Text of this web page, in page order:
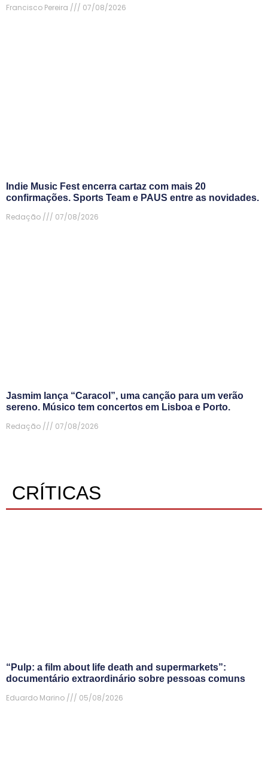
Francisco Pereira
07/08/2026
Indie Music Fest encerra cartaz com mais 20
confirmações. Sports Team e PAUS entre as novidades.
Redação
07/08/2026
Jasmim lança “Caracol”, uma canção para um verão
sereno. Músico tem concertos em Lisboa e Porto.
Redação
07/08/2026
CRÍTICAS
“Pulp: a film about life death and supermarkets”:
documentário extraordinário sobre pessoas comuns
Eduardo Marino
05/08/2026